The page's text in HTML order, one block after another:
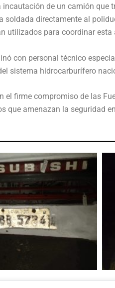
incautación de un camión
soldada directamente al
utilizados para coordinar
con personal técnico
sistema hidrocarburífero
el firme compromiso de las
que amenazan la seguridad